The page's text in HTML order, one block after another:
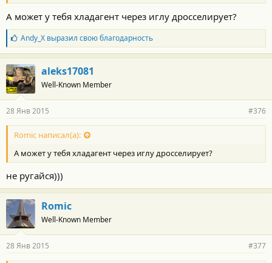
А может у тебя хладагент через иглу дросселирует?
Б
л
а
г
о
д
а
н
о
с
и
:
Andy_Xвыразил свою благодарность
aleks17081
Well-Known Member
28 Янв 2015 #376
Romic написал(а):
А может у тебя хладагент через иглу дросселирует?
не ругайся)))
Romic
Well-Known Member
28 Янв 2015 #377